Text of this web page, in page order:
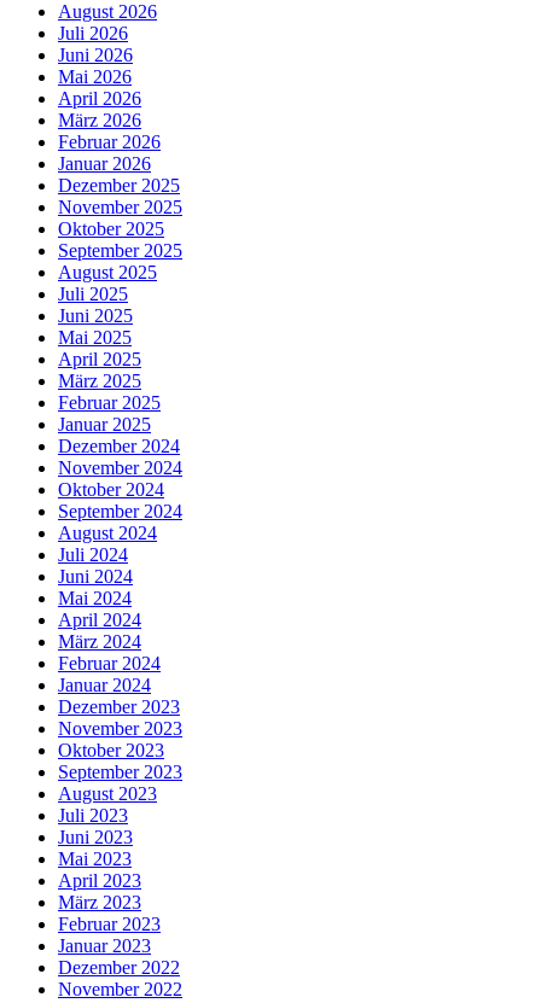
August 2026
Juli 2026
Juni 2026
Mai 2026
April 2026
März 2026
Februar 2026
Januar 2026
Dezember 2025
November 2025
Oktober 2025
September 2025
August 2025
Juli 2025
Juni 2025
Mai 2025
April 2025
März 2025
Februar 2025
Januar 2025
Dezember 2024
November 2024
Oktober 2024
September 2024
August 2024
Juli 2024
Juni 2024
Mai 2024
April 2024
März 2024
Februar 2024
Januar 2024
Dezember 2023
November 2023
Oktober 2023
September 2023
August 2023
Juli 2023
Juni 2023
Mai 2023
April 2023
März 2023
Februar 2023
Januar 2023
Dezember 2022
November 2022